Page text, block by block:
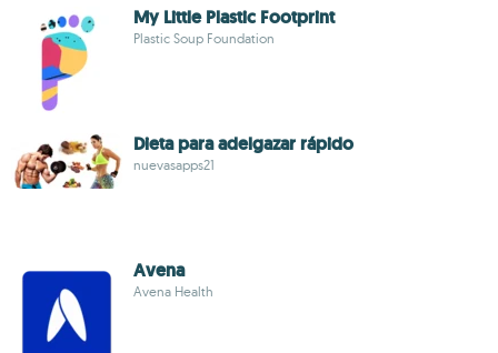
My Little Plastic Footprint
Plastic Soup Foundation
Dieta para adelgazar rápido
nuevasapps21
Avena
Avena Health